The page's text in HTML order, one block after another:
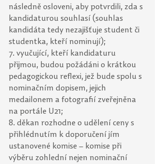
následně osloveni, aby potvrdili, zda s
kandidaturou souhlasí (souhlas
kandidáta tedy nezajišťuje student či
studentka, kteří nominují);
7. vyučující, kteří kandidaturu
přijmou, budou požádáni o krátkou
pedagogickou reflexi, jež bude spolu s
nominačním dopisem, jejich
medailonem a fotografií zveřejněna
na portále U21;
8. děkan rozhodne o udělení ceny s
přihlédnutím k doporučení jím
ustanovené komise – komise při
výběru zohlední nejen nominační